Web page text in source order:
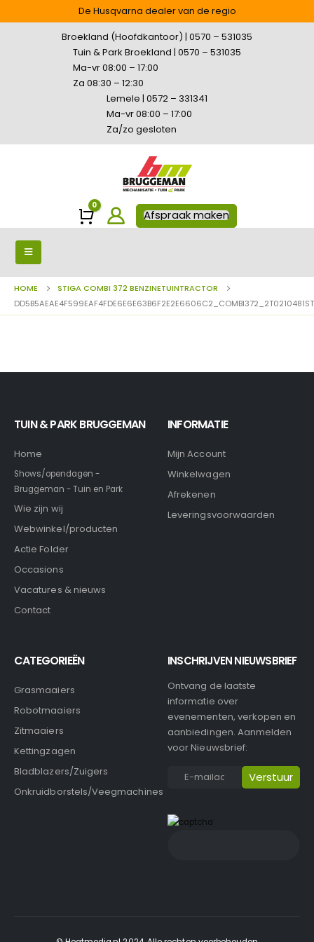
De Husqvarna dealer van de regio
Broekland (Hoofdkantoor) | 0570 – 531035
Tuin & Park Broekland | 0570 – 531035
Ma-vr 08:00 – 17:00
Za 08:30 – 12:30
Lemele | 0572 – 331341
Ma-vr 08:00 – 17:00
Za/zo gesloten
Winkelwagen
0
Afspraak maken
HOME
STIGA COMBI 372 BENZINETUINTRACTOR
TUIN & PARK BRUGGEMAN
Home
Shows/opendagen -
Bruggeman - Tuin en Park
Wie zijn wij
Webwinkel/producten
Actie Folder
Occasions
Vacatures & nieuws
Contact
INFORMATIE
Mijn Account
Winkelwagen
Afrekenen
Leveringsvoorwaarden
CATEGORIEËN
Grasmaaiers
Robotmaaiers
Zitmaaiers
Kettingzagen
Bladblazers/Zuigers
Onkruidborstels/Veegmachines
INSCHRIJVEN NIEUWSBRIEF
Ontvang de laatste
informatie over
evenementen, verkopen en
aanbiedingen. Aanmelden
voor Nieuwsbrief: